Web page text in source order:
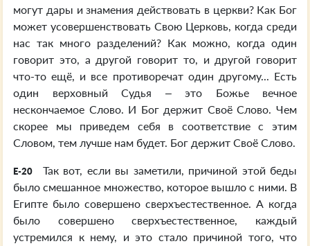
могут дары и знамения действовать в церкви? Как Бог
может усовершенствовать Свою Церковь, когда среди
нас так много разделений? Как можно, когда один
говорит это, а другой говорит то, и другой говорит
что-то ещё, и все противоречат один другому... Есть
один верховный Судья – это Божье вечное
нескончаемое Слово. И Бог держит Своё Слово. Чем
скорее мы приведем себя в соответствие с этим
Словом, тем лучше нам будет. Бог держит Своё Слово.
E-20
Так вот, если вы заметили, причиной этой беды
было смешанное множество, которое вышло с ними. В
Египте было совершено сверхъестественное. А когда
было совершено сверхъестественное, каждый
устремился к нему, и это стало причиной того, что